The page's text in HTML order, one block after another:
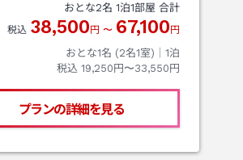
おとな2名 1泊1部屋 合計
税込 38,500円 〜 67,100円
おとな1名 (2名1室)｜ 1泊
税込 19,250円〜33,550円
プランの詳細を見る